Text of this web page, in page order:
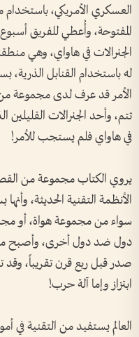
العسكري الأمريكي،
المفتوحة، وأُعطي للفريق أسبوع
الجنرالات في هاواي، وهي
له باستخدام القنابل
الأمر قد عرف لدى مجموعة
تتم، وأحد الجنرالات
في هاواي فلم يستجب للأمر!
يروي الكتاب مجموعة من
الأنظمة التقنية الحديثة،
سواء من مجموعة هواة، أو
دول ضد دول أخرى، وأصبح
صدر قبل ربع قرن تقريباً، وقد
ابتزاز وإما آلة حرب!
العالم يستفيد من التقنية في